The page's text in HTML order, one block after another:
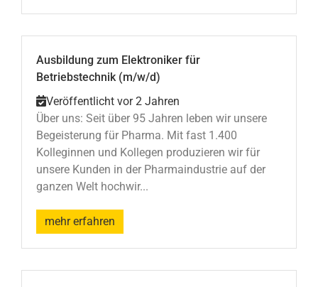
Ausbildung zum Elektroniker für
Betriebstechnik (m/w/d)
Veröffentlicht vor 2 Jahren
Über uns: Seit über 95 Jahren leben wir unsere
Begeisterung für Pharma. Mit fast 1.400
Kolleginnen und Kollegen produzieren wir für
unsere Kunden in der Pharmaindustrie auf der
ganzen Welt hochwir...
mehr erfahren